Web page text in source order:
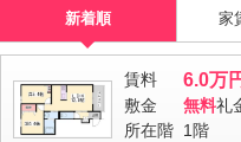
新着順 家
賃料 6.0万
敷金 無料礼
所在階 1階